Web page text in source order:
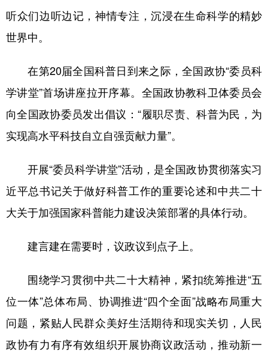
听众们边听边记，神情专注，沉浸在生命科学的精妙
世界中。
在第20届全国科普日到来之际，全国政协“委员科
学讲堂”首场讲座拉开序幕。全国政协教科卫体委员会
向全国政协委员发出倡议：“履职尽责、科普为民，为
实现高水平科技自立自强贡献力量”。
开展“委员科学讲堂”活动，是全国政协贯彻落实习
近平总书记关于做好科普工作的重要论述和中共二十
大关于加强国家科普能力建设决策部署的具体行动。
建言建在需要时，议政议到点子上。
围绕学习贯彻中共二十大精神，紧扣统筹推进“五
位一体”总体布局、协调推进“四个全面”战略布局重大
问题，紧贴人民群众美好生活期待和现实关切，人民
政协有力有序有效组织开展协商议政活动，推动新一